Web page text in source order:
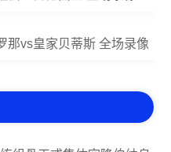
那vs皇家贝蒂斯 全场录像